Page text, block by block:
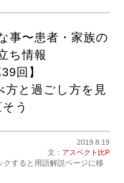
事〜患者・家族の
ち情報
39回】
方と過ごし方を見
う
2019.8.19
文： アスペクト比P
クすると用語解説ページに移